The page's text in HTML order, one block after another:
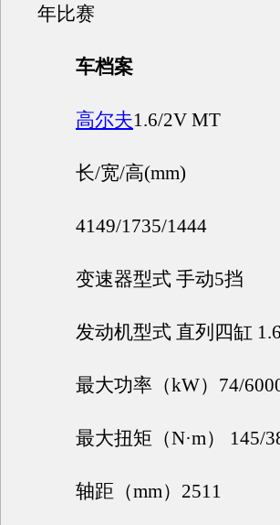
年比赛
车档案
高尔夫1.6/2V MT
长/宽/高(mm)
4149/1735/1444
变速器型式 手动5挡
发动机型式 直列四缸
最大功率（kW）74/
最大扭矩（N·m） 145/
轴距（mm）2511